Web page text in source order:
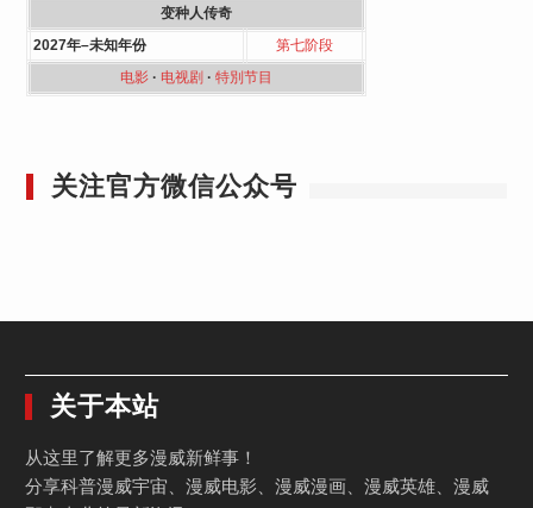
变种人传奇
2027年–未知年份
第七阶段
电影· 电视剧 · 特別节目
关注官方微信公众号
关于本站
从这里了解更多漫威新鲜事！
分享科普漫威宇宙、漫威电影、漫威漫画、漫威英雄、漫威